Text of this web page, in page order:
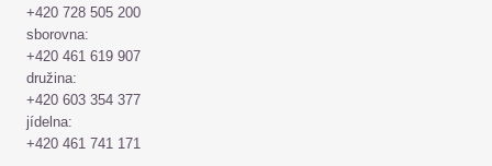
+420 728 505 200
sborovna:
+420 461 619 907
družina:
+420 603 354 377
jídelna:
+420 461 741 171